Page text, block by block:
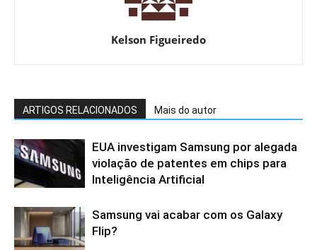
Kelson Figueiredo
ARTIGOS RELACIONADOS Mais do autor
EUA investigam Samsung por alegada
violação de patentes em chips para
Inteligência Artificial
Samsung vai acabar com os Galaxy
Flip?